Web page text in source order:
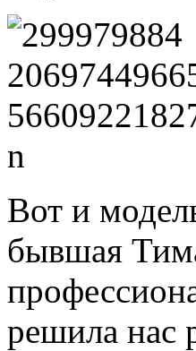
Вот и
бывшая
решила нас